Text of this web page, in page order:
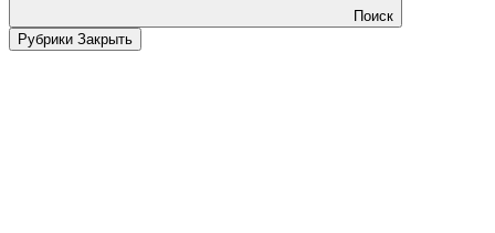
Поиск
Рубрики Закрыть